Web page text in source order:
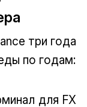
три года
по годам:
для FX